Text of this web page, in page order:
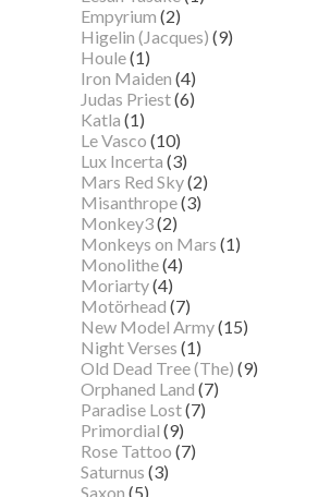
Empyrium (2)
Higelin (Jacques) (9)
Houle(1)
Iron Maiden (4)
Judas Priest(6)
Katla (1)
Le Vasco (10)
Lux Incerta (3)
Mars Red Sky(2)
Misanthrope(3)
Monkey3(2)
Monkeys on Mars (1)
Monolithe(4)
Moriarty(4)
Motörhead (7)
New Model Army(15)
Night Verses (1)
Old Dead Tree (The) (9)
Orphaned Land (7)
Paradise Lost(7)
Primordial (9)
Rose Tattoo (7)
Saturnus (3)
Saxon (5)